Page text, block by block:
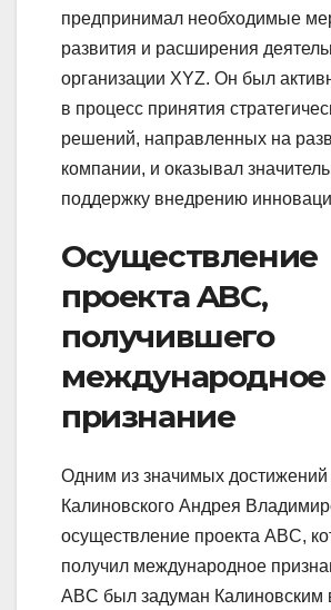
предпринимал необходимые
развития и расширения
организации XYZ. Он был
в процесс принятия
решений, направленных на
компании, и оказывал
поддержку внедрению
Осуществление
проекта ABC,
получившего
международное
признание
Одним из значимых достижений
Калиновского Андрея
осуществление проекта ABC,
получил международное
ABC был задуман Калиновским